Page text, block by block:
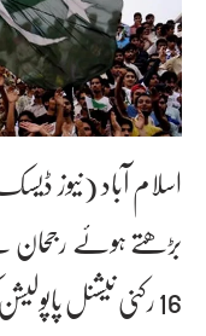
اسلام آباد
بڑھتے ہوئے
16 رکنی نیشنل پاپولیشن کونسل تشکیل دے دی ہے۔